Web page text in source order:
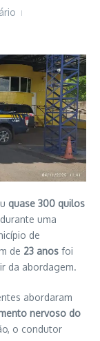
quase 300 quilos
uma
de
de 23 anos foi
da abordagem.
abordaram
nervoso do
o condutor